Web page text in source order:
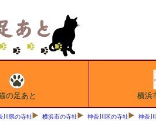
の足あと 横浜
川県の寺社 横浜市の寺社 神奈川区の寺社 神奈